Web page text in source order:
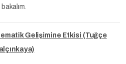
bakalım.
Gelişimine Etkisi (Tuğçe